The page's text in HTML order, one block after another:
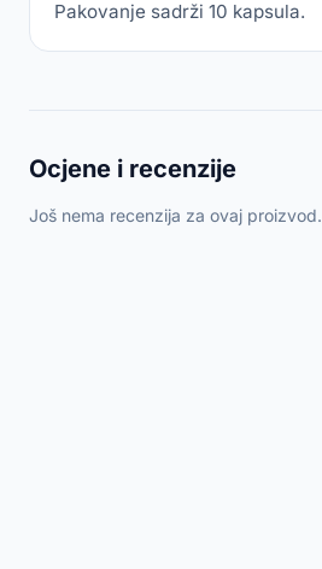
Pakovanje sadrži 10 kapsula.
Ocjene i recenzije
Još nema recenzija za ovaj proizvod.